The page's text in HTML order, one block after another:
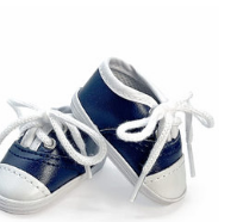
ZUM WARENKORB HINZUFÜGEN